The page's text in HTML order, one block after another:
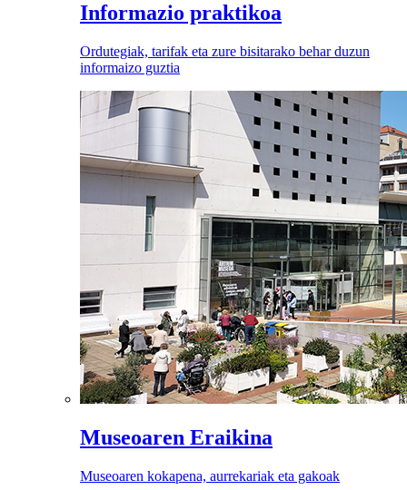
Informazio praktikoa
Ordutegiak, tarifak eta zure bisitarako behar duzun
informaizo guztia
Museoaren Eraikina
Museoaren kokapena, aurrekariak eta gakoak